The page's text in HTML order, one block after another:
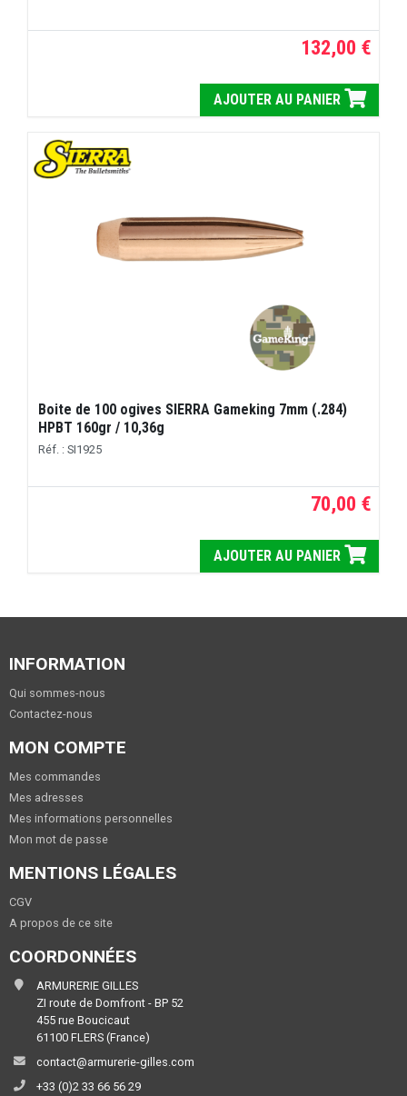
132,00 €
AJOUTER AU PANIER
Boite de 100 ogives SIERRA Gameking 7mm (.284)
HPBT 160gr / 10,36g
Réf. : SI1925
70,00 €
AJOUTER AU PANIER
INFORMATION
Qui sommes-nous
Contactez-nous
MON COMPTE
Mes commandes
Mes adresses
Mes informations personnelles
Mon mot de passe
MENTIONS LÉGALES
CGV
A propos de ce site
COORDONNÉES
ARMURERIE GILLES
ZI route de Domfront - BP 52
455 rue Boucicaut
61100 FLERS (France)
contact@armurerie-gilles.com
+33 (0)2 33 66 56 29